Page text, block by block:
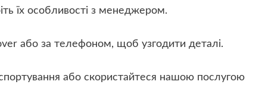
їх особливості з менеджером.
або за телефоном, щоб узгодити деталі.
або скористайтеся нашою послугою